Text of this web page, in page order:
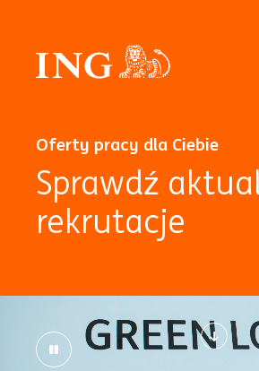
Oferty pracy dla Ciebie
Sprawdź
rekrutacje